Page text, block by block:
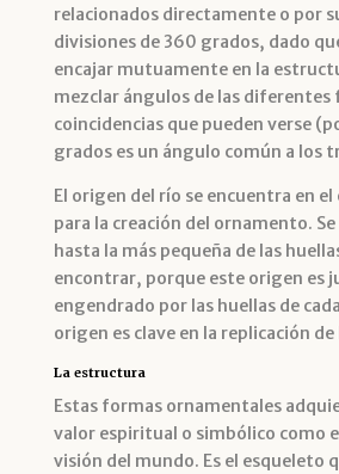
relacionados directamente o por
divisiones de 360 grados, dado
encajar mutuamente en la
mezclar ángulos de las diferentes
coincidencias que pueden verse
grados es un ángulo común a los
El origen del río se encuentra en
para la creación del ornamento.
hasta la más pequeña de las
encontrar, porque este origen es
engendrado por las huellas de
origen es clave en la replicación
La estructura
Estas formas ornamentales
valor espiritual o simbólico como
visión del mundo. Es el esqueleto